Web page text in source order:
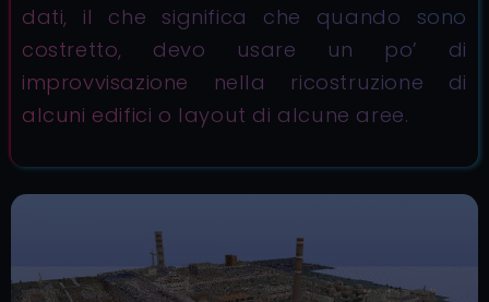
dati, il che significa che quando sono
costretto, devo usare un po’ di
improvvisazione nella ricostruzione di
alcuni edifici o layout di alcune aree.